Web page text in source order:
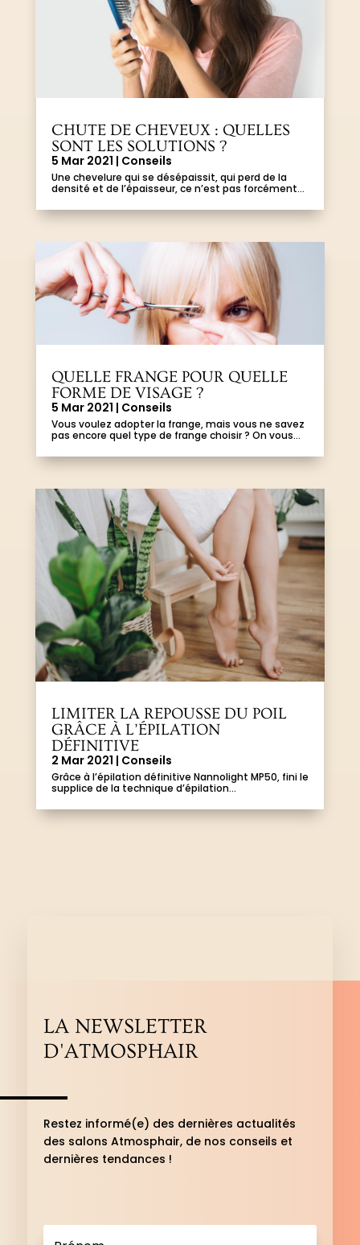
CHUTE DE CHEVEUX : QUELLES
SONT LES SOLUTIONS ?
5 Mar 2021 | Conseils
Une chevelure qui se désépaissit, qui perd de la
densité et de l’épaisseur, ce n’est pas forcément...
QUELLE FRANGE POUR QUELLE
FORME DE VISAGE ?
5 Mar 2021 | Conseils
Vous voulez adopter la frange, mais vous ne savez
pas encore quel type de frange choisir ? On vous...
LIMITER LA REPOUSSE DU POIL
GRÂCE À L’ÉPILATION
DÉFINITIVE
2 Mar 2021 | Conseils
Grâce à l’épilation définitive Nannolight MP50, fini le
supplice de la technique d’épilation...
LA NEWSLETTER
D'ATMOSPHAIR
Restez informé(e) des dernières actualités
des salons Atmosphair, de nos conseils et
dernières tendances !